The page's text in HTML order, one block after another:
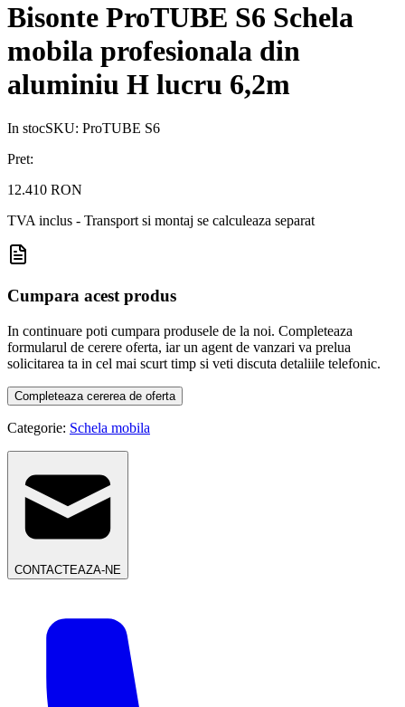
Bisonte ProTUBE S6 Schela
mobila profesionala din
aluminiu H lucru 6,2m
In stocSKU: ProTUBE S6
Pret:
12.410 RON
TVA inclus - Transport si montaj se calculeaza separat
Cumpara acest produs
In continuare poti cumpara produsele de la noi. Completeaza
formularul de cerere oferta, iar un agent de vanzari va prelua
solicitarea ta in cel mai scurt timp si veti discuta detaliile telefonic.
Completeaza cererea de oferta
Categorie: Schela mobila
CONTACTEAZA-NE